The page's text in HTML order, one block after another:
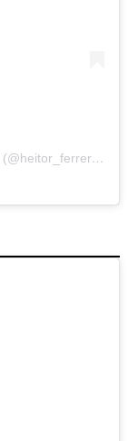
Um post compartilhado por Heitor Férrer (@heitor_ferrer77)